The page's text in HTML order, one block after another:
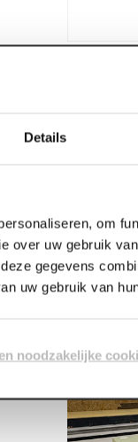
Details
om
over uw gebruik
gegevens
uw gebruik van
noodzakelijke